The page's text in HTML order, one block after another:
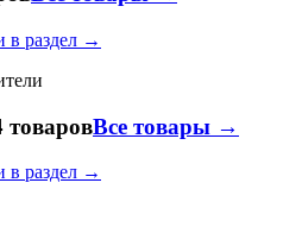
в раздел →
товаровВсе товары →
в раздел →